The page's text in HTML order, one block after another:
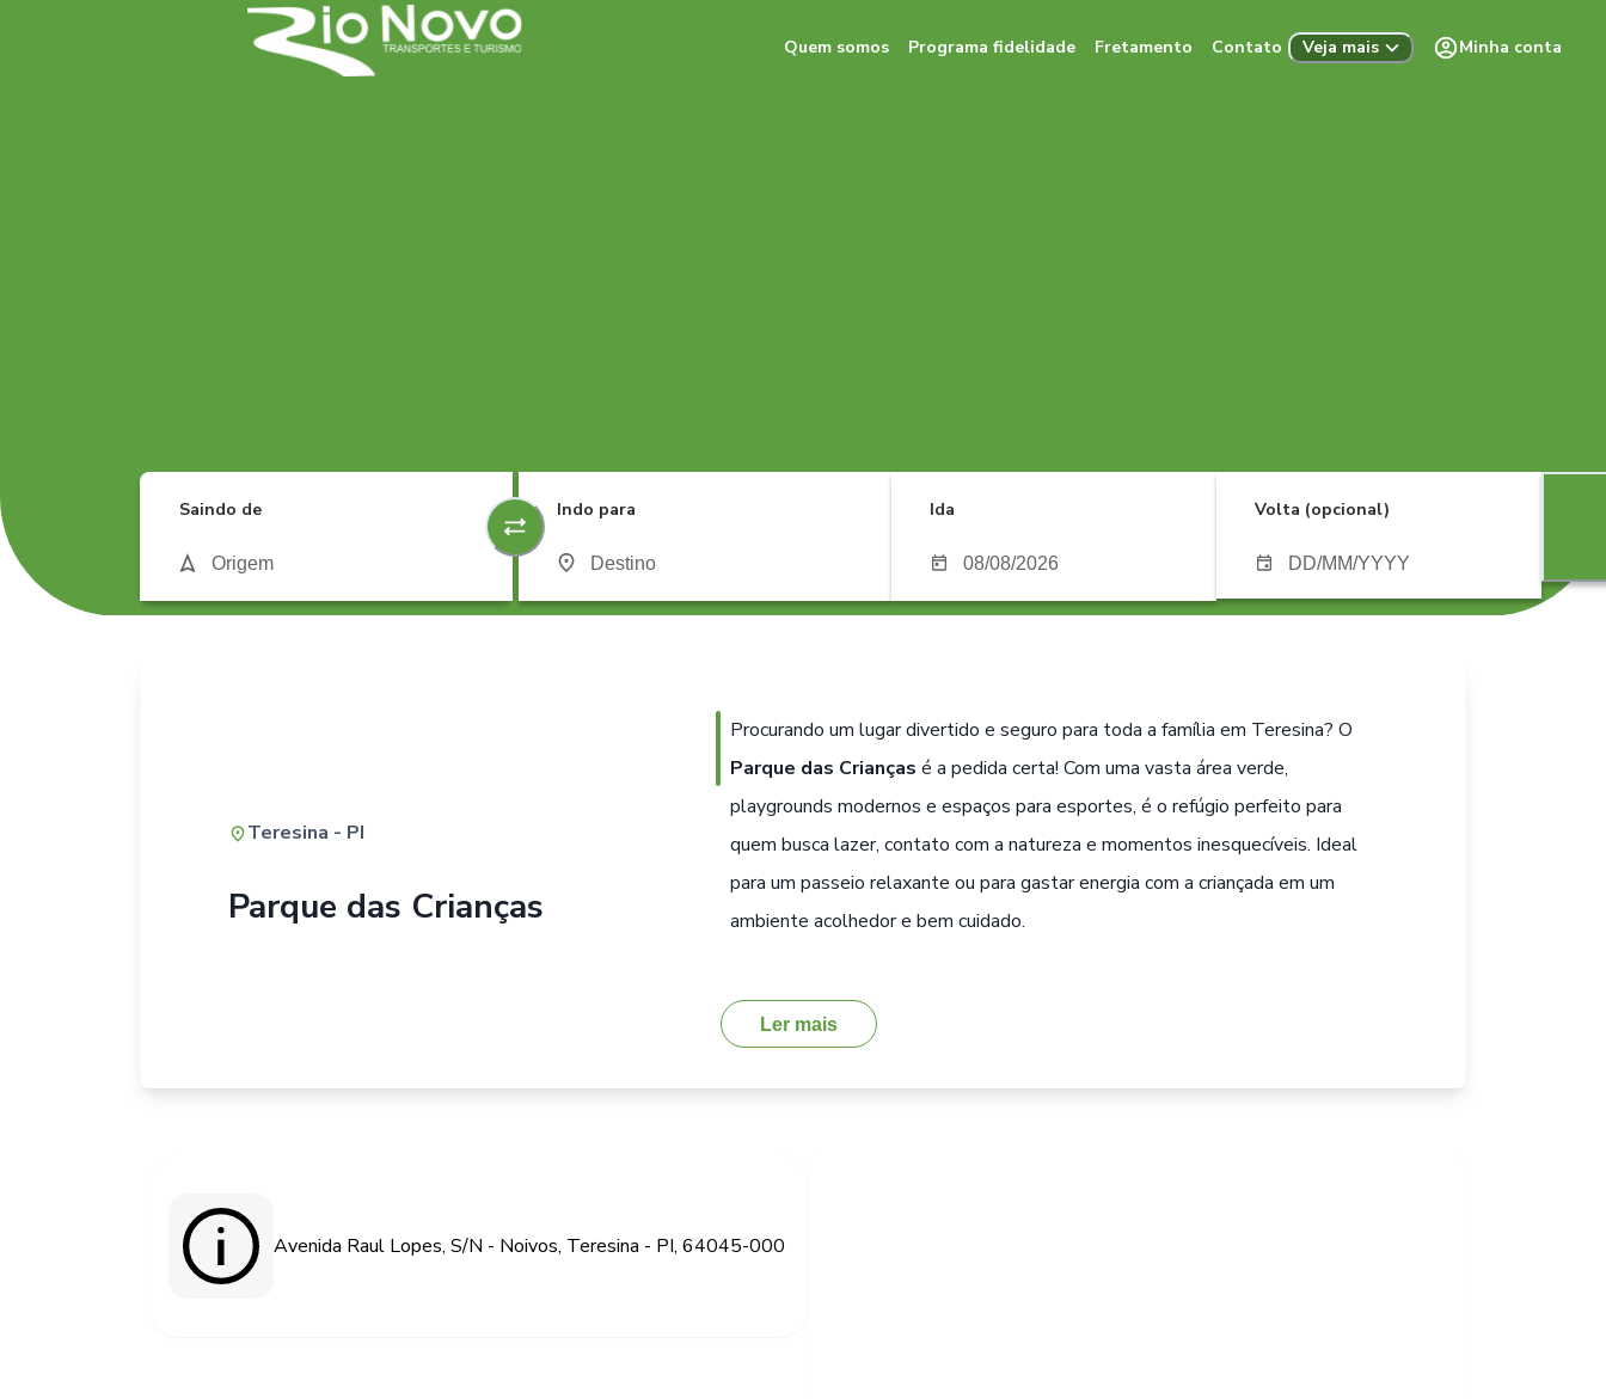
Quem somos Programa fidelidade Fretamento Contato Veja mais Minha conta
Saindo de Indo para Ida Volta (opcional)
Teresina - PI
Parque das Crianças
Procurando um lugar divertido e seguro para toda a família em Teresina? O
Parque das Crianças é a pedida certa! Com uma vasta área verde,
playgrounds modernos e espaços para esportes, é o refúgio perfeito para
quem busca lazer, contato com a natureza e momentos inesquecíveis. Ideal
para um passeio relaxante ou para gastar energia com a criançada em um
ambiente acolhedor e bem cuidado.
Ler mais
Avenida Raul Lopes, S/N - Noivos, Teresina - PI, 64045-000